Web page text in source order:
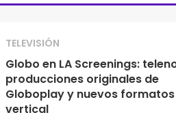
TELEVISIÓN
Globo en LA Screenings:
producciones originales de
Globoplay y nuevos formatos
vertical